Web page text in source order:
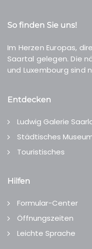
So finden Sie uns!
Im Herzen Europas,
Saartal gelegen. Die
und Luxembourg sind
Entdecken
Ludwig Galerie
Städtisches
Touristisches
Hilfen
Formular-Center
Öffnungszeiten
Leichte Sprache